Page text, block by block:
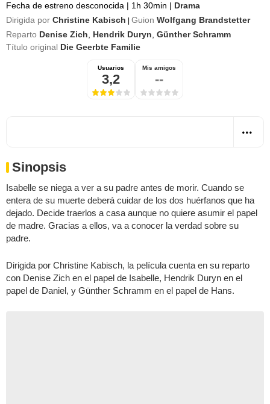
Fecha de estreno desconocida | 1h 30min | Drama
Dirigida por Christine Kabisch Guion Wolfgang Brandstetter
Reparto Denise Zich Hendrik Duryn Günther Schramm
Título original Die Geerbte Familie
Usuarios
3,2
Mis amigos
--
Sinopsis
Isabelle se niega a ver a su padre antes de morir. Cuando se
entera de su muerte deberá cuidar de los dos huérfanos que ha
dejado. Decide traerlos a casa aunque no quiere asumir el papel
de madre. Gracias a ellos, va a conocer la verdad sobre su
padre.
Dirigida por Christine Kabisch, la película cuenta en su reparto
con Denise Zich en el papel de Isabelle, Hendrik Duryn en el
papel de Daniel, y Günther Schramm en el papel de Hans.